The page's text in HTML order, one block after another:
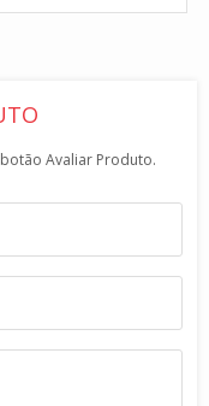
Avaliar Produto.